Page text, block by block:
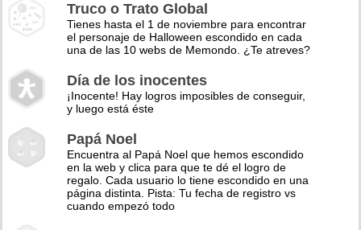
Truco o Trato Global
Tienes hasta el 1 de noviembre para encontrar
el personaje de Halloween escondido en cada
una de las 10 webs de Memondo. ¿Te atreves?
Día de los inocentes
¡Inocente! Hay logros imposibles de conseguir,
y luego está éste
Papá Noel
Encuentra al Papá Noel que hemos escondido
en la web y clica para que te dé el logro de
regalo. Cada usuario lo tiene escondido en una
página distinta. Pista: Tu fecha de registro vs
cuando empezó todo